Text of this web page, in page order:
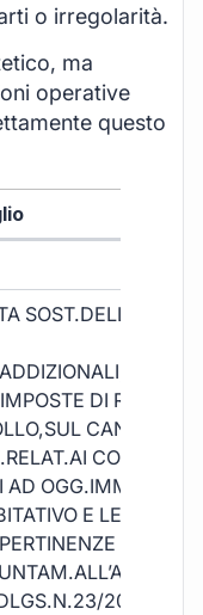
o irregolarità.
ma
operative
questo
SOST.DELL’IRPEF E
DI
CAN.DI
CONTRATTI
AD OGG.IMMOB.AD
E LE
LOCATE
2011-